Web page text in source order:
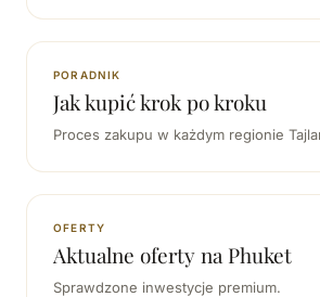
PORADNIK
Jak kupić krok po kroku
Proces zakupu w każdym regionie
OFERTY
Aktualne oferty na Phuket
Sprawdzone inwestycje premium.